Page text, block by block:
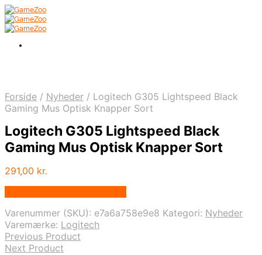
Forside / Nyheder / Logitech G305 Lightspeed Black
Gaming Mus Optisk Knapper Sort
Logitech G305 Lightspeed Black
Gaming Mus Optisk Knapper Sort
291,00 kr.
Varenummer (SKU): e7a6a758e9e8 Kategori: Nyheder
Varemærke: Logitech
Previous Product
Next Product